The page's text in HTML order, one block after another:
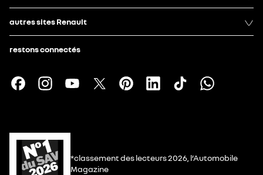
autres sites Renault
restons connectés
*classement des lecteurs 2026, l’Automobile
Magazine